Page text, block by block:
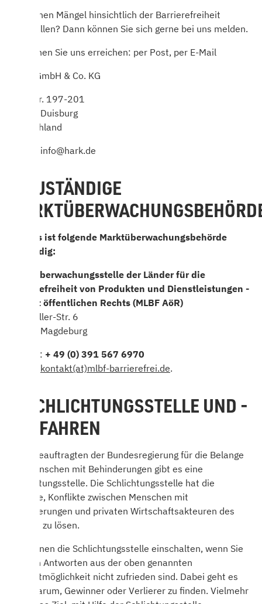
Sind Ihnen Mängel hinsichtlich der Barrierefreiheit
aufgefallen? Dann können Sie sich gerne bei uns melden.
So können Sie uns erreichen: per Post, per E-Mail
HARK GmbH & Co. KG
Hochstr. 197-201
47228 Duisburg
Deutschland
E-Mail: info@hark.de
5. ZUSTÄNDIGE
Für uns ist folgende Marktüberwachungsbehörde
zuständig:
Marktüberwachungsstelle der Länder für die
Barrierefreiheit von Produkten und Dienstleistungen -
Anstalt öffentlichen Rechts (MLBF AöR)
Carl-Miller-Str. 6
39112 Magdeburg
Telefon: + 49 (0) 391 567 6970
kontakt(at)mlbf-barrierefrei.de.
6. SCHLICHTUNGSSTELLE UND -
VERFAHREN
Beim Beauftragten der Bundesregierung für die Belange
von Menschen mit Behinderungen gibt es eine
Schlichtungsstelle. Die Schlichtungsstelle hat die
Aufgabe, Konflikte zwischen Menschen mit
Behinderungen und privaten Wirtschaftsakteuren des
Bundes zu lösen.
Sie können die Schlichtungsstelle einschalten, wenn Sie
mit den Antworten aus der oben genannten
Kontaktmöglichkeit nicht zufrieden sind. Dabei geht es
nicht darum, Gewinner oder Verlierer zu finden. Vielmehr